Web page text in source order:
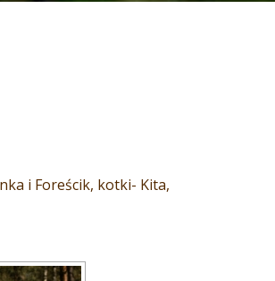
i Foreścik, kotki- Kita,